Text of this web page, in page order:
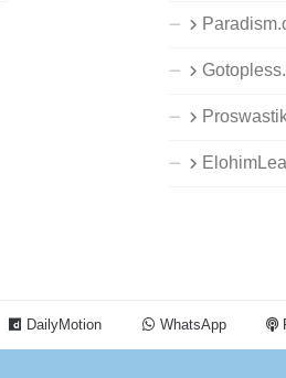
DailyMotion WhatsApp